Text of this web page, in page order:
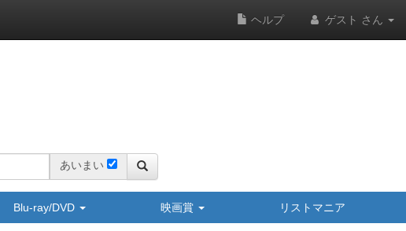
ヘルプ ゲスト さん
あいまい
Blu-ray/DVD 映画賞 リストマニア